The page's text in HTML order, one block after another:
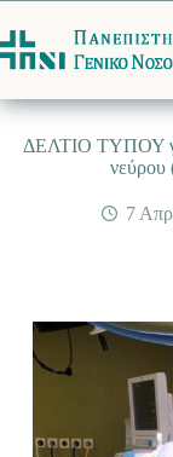
στο
περιεχόμενο
ΔΕΛΤΙΟ ΤΥΠΟΥ
νεύρου
7